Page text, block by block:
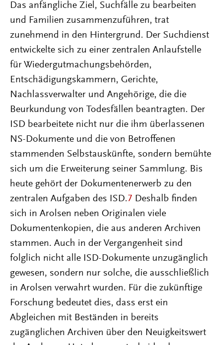
Das anfängliche Ziel, Suchfälle zu bearbeiten
und Familien zusammenzuführen, trat
zunehmend in den Hintergrund. Der Suchdienst
entwickelte sich zu einer zentralen Anlaufstelle
für Wiedergutmachungsbehörden,
Entschädigungskammern, Gerichte,
Nachlassverwalter und Angehörige, die die
Beurkundung von Todesfällen beantragten. Der
ISD bearbeitete nicht nur die ihm überlassenen
NS-Dokumente und die von Betroffenen
stammenden Selbstauskünfte, sondern bemühte
sich um die Erweiterung seiner Sammlung. Bis
heute gehört der Dokumentenerwerb zu den
zentralen Aufgaben des ISD.7 Deshalb finden
sich in Arolsen neben Originalen viele
Dokumentenkopien, die aus anderen Archiven
stammen. Auch in der Vergangenheit sind
folglich nicht alle ISD-Dokumente unzugänglich
gewesen, sondern nur solche, die ausschließlich
in Arolsen verwahrt wurden. Für die zukünftige
Forschung bedeutet dies, dass erst ein
Abgleichen mit Beständen in bereits
zugänglichen Archiven über den Neuigkeitswert